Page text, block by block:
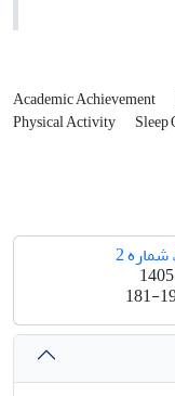
Academic Achievement
Physical Activity
181-